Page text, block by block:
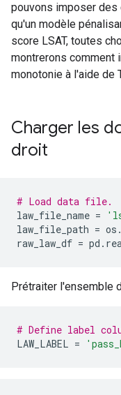
pouvons imposer
qu'un modèle
score LSAT, toutes
montrerons comment
monotonie à l'aide de
Charger les
droit
# Load data file.
law_file_name =
law_file_path = os .
raw_law_df = pd .
Prétraiter l'ensemble
# Define label
LAW_LABEL =